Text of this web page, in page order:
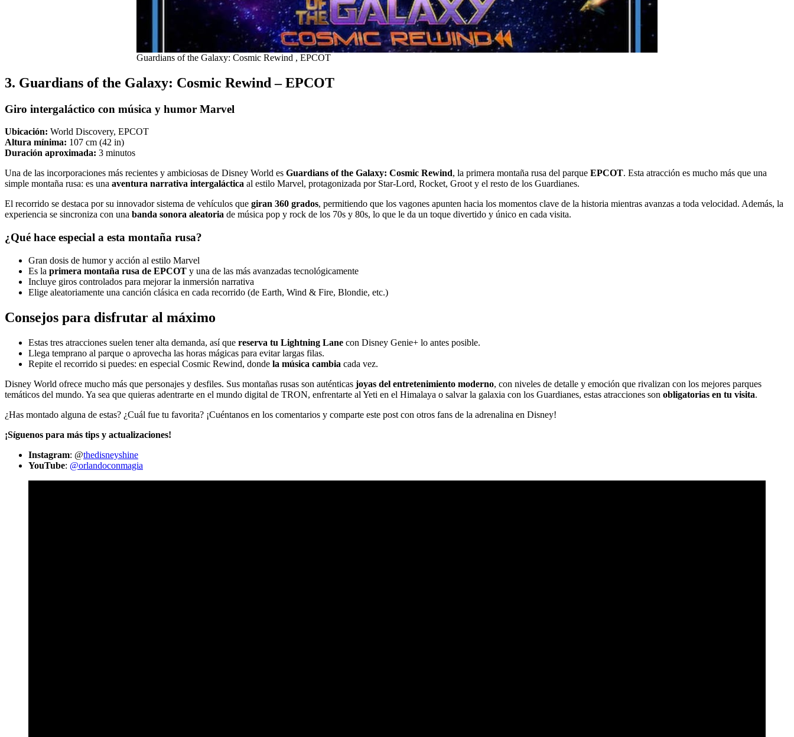
Guardians of the Galaxy: Cosmic Rewind , EPCOT
3. Guardians of the Galaxy: Cosmic Rewind – EPCOT
Giro intergaláctico con música y humor Marvel
Ubicación: World Discovery, EPCOT
Altura mínima: 107 cm (42 in)
Duración aproximada: 3 minutos
Una de las incorporaciones más recientes y ambiciosas de Disney World es Guardians of the Galaxy: Cosmic Rewind, la primera montaña rusa del parque EPCOT. Esta atracción es mucho más que una
simple montaña rusa: es una aventura narrativa intergaláctica al estilo Marvel, protagonizada por Star-Lord, Rocket, Groot y el resto de los Guardianes.
El recorrido se destaca por su innovador sistema de vehículos que giran 360 grados, permitiendo que los vagones apunten hacia los momentos clave de la historia mientras avanzas a toda velocidad. Además, la
experiencia se sincroniza con una banda sonora aleatoria de música pop y rock de los 70s y 80s, lo que le da un toque divertido y único en cada visita.
¿Qué hace especial a esta montaña rusa?
Gran dosis de humor y acción al estilo Marvel
Es la primera montaña rusa de EPCOT y una de las más avanzadas tecnológicamente
Incluye giros controlados para mejorar la inmersión narrativa
Elige aleatoriamente una canción clásica en cada recorrido (de Earth, Wind & Fire, Blondie, etc.)
Consejos para disfrutar al máximo
Estas tres atracciones suelen tener alta demanda, así que reserva tu Lightning Lane con Disney Genie+ lo antes posible.
Llega temprano al parque o aprovecha las horas mágicas para evitar largas filas.
Repite el recorrido si puedes: en especial Cosmic Rewind, donde la música cambia cada vez.
Disney World ofrece mucho más que personajes y desfiles. Sus montañas rusas son auténticas joyas del entretenimiento moderno, con niveles de detalle y emoción que rivalizan con los mejores parques
temáticos del mundo. Ya sea que quieras adentrarte en el mundo digital de TRON, enfrentarte al Yeti en el Himalaya o salvar la galaxia con los Guardianes, estas atracciones son obligatorias en tu visita.
¿Has montado alguna de estas? ¿Cuál fue tu favorita? ¡Cuéntanos en los comentarios y comparte este post con otros fans de la adrenalina en Disney!
¡Síguenos para más tips y actualizaciones!
Instagram: @thedisneyshine
YouTube: @orlandoconmagia